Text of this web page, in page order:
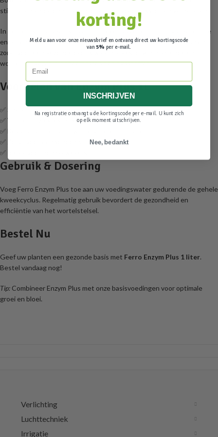
stimuleren en de opnamecapaciteit van voedingsstoffen verbeteren.
In een kunstmatig substraat ontbreken vaak de micro-organismen die
enzymen produceren in de natuur.Enzym Plusvult dit tekort aan en
zorgt voor een gezonde cyclus waarin afgestorven plantendelen
worden omgezet in opneembare voedingsstoffen.
Voordelen van Enzym Plus 1L
✅ Snelle afbraak van wortelresten
✅ Voorkomt ziektes in het wortelgebied
✅ Bevat vitaminen voor wortelgroei en opname
✅ Zorgt voor een schoon substraat
✅ Ideaal voor hobbykwekers
Gebruik & Dosering
Voeg Ferro Enzym Plus toe aan uw voedingswater gedurende de gehele
kweekcyclus. Regelmatig gebruik bevordert de gezondheid en
efficiëntie van het wortelstelsel.
Bestel Nu
Geef uw planten een gezonde basis met Ferro Enzym Plus 1 liter.
Bestel vandaag nog!
Tip: Combineer Enzym Plus met onze basisvoedingen voor optimale
groei en bloei.
Verlichting
Luchttechniek
Irrigatie
korting!
Meld u aan voor onze nieuwsbrief en ontvang direct uw kortingscode
van 5% per e-mail.
Email
INSCHRIJVEN
Na registratie ontvangt u de kortingscode per e-mail. U kunt zich
op elk moment uitschrijven.
Nee, bedankt